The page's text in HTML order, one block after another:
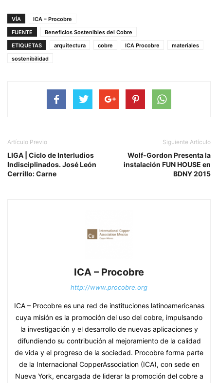
VÍA
ICA – Procobre
FUENTE
Beneficios Sostenibles del Cobre
ETIQUETAS
arquitectura cobre ICA Procobre
materiales
sostenibilidad
Artículo Previo
LIGA | Ciclo de Interludios
Indisciplinados. José León
Cerrillo: Carne
Siguiente Artículo
Wolf-Gordon Presenta la
instalación FUN HOUSE en
BDNY 2015
ICA – Procobre
http://www.procobre.org
ICA – Procobre es una red de instituciones latinoamericanas
cuya misión es la promoción del uso del cobre, impulsando
la investigación y el desarrollo de nuevas aplicaciones y
difundiendo su contribución al mejoramiento de la calidad
de vida y el progreso de la sociedad. Procobre forma parte
de la Internacional CopperAssociation (ICA), con sede en
Nueva York, encargada de liderar la promoción del cobre a